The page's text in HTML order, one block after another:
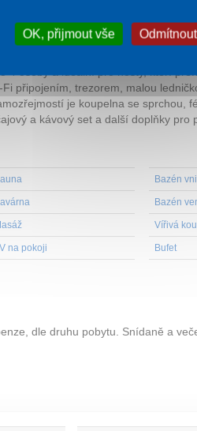
rychlovarná konvice a další
4 osoby a ideální pro hosty, kteří
připojením, trezorem, malou
je koupelna se sprchou,
a kávový set a další doplňky pro
Bazén
Bazén
Vířivá
na pokoji Bufet
dle druhu pobytu. Snídaně a
OK, přijmout vše